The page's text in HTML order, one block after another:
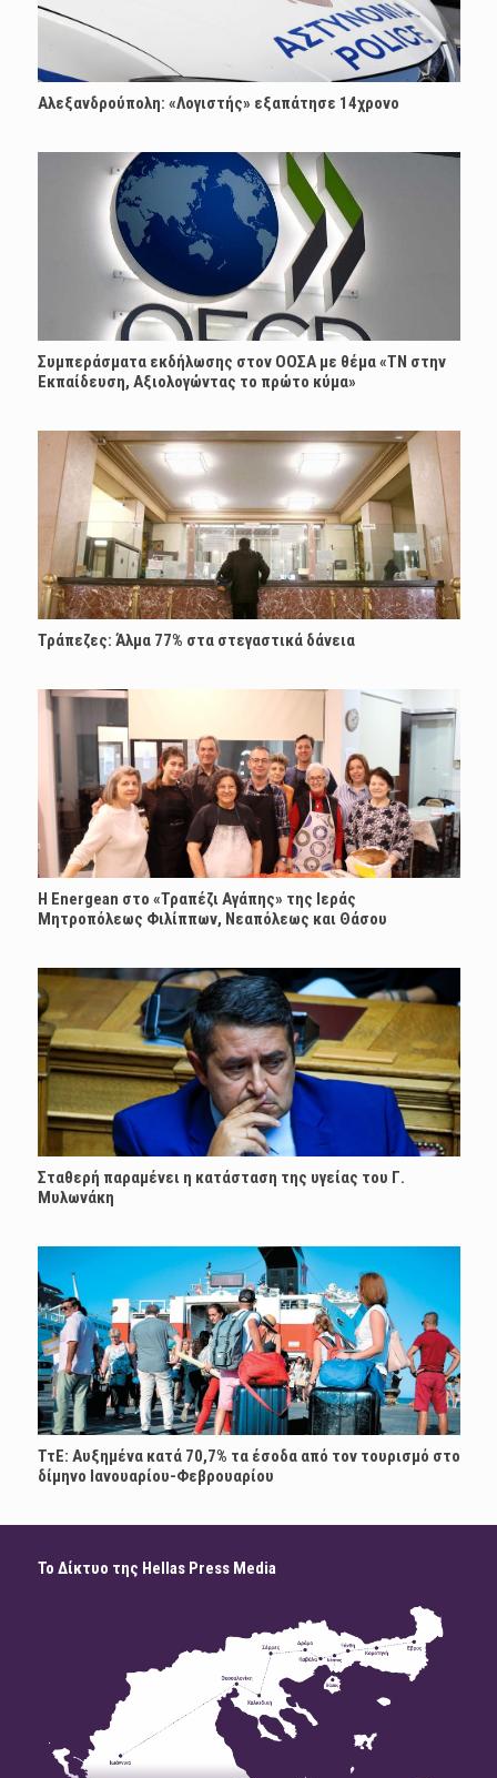
Αλεξανδρούπολη: «Λογιστής» εξαπάτησε 14χρονο
Συμπεράσματα εκδήλωσης στον ΟΟΣΑ με θέμα «ΤΝ στην
Εκπαίδευση, Αξιολογώντας το πρώτο κύμα»
Τράπεζες: Άλμα 77% στα στεγαστικά δάνεια
H Energean στο «Τραπέζι Αγάπης» της Ιεράς
Μητροπόλεως Φιλίππων, Νεαπόλεως και Θάσου
Σταθερή παραμένει η κατάσταση της υγείας του Γ.
Μυλωνάκη
ΤτΕ: Αυξημένα κατά 70,7% τα έσοδα από τον τουρισμό στο
δίμηνο Ιανουαρίου-Φεβρουαρίου
Το Δίκτυο της Hellas Press Media